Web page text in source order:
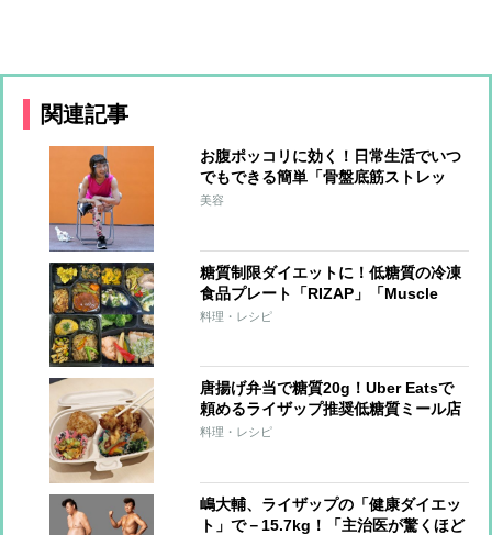
関連記事
お腹ポッコリに効く！日常生活でいつ
でもできる簡単「骨盤底筋ストレッ
チ」
美容
糖質制限ダイエットに！低糖質の冷凍
食品プレート「RIZAP」「Muscle
Deli」「筋肉食堂」を食べ比べして辛
料理・レシピ
唐揚げ弁当で糖質20g！Uber Eatsで
頼めるライザップ推奨低糖質ミール店
「ロカラボ」を辛口チェック！
料理・レシピ
嶋大輔、ライザップの「健康ダイエッ
ト」で－15.7kg！「主治医が驚くほど